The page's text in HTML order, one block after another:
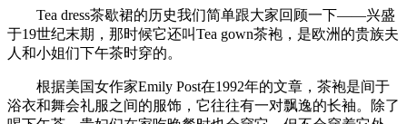
Tea dress茶歇裙的历史我们简单跟大家回顾一下——兴盛
于19世纪末期，那时候它还叫Tea gown茶袍，是欧洲的贵族夫
人和小姐们下午茶时穿的。
根据美国女作家Emily Post在1992年的文章，茶袍是间于
浴衣和舞会礼服之间的服饰，它往往有一对飘逸的长袖。除了